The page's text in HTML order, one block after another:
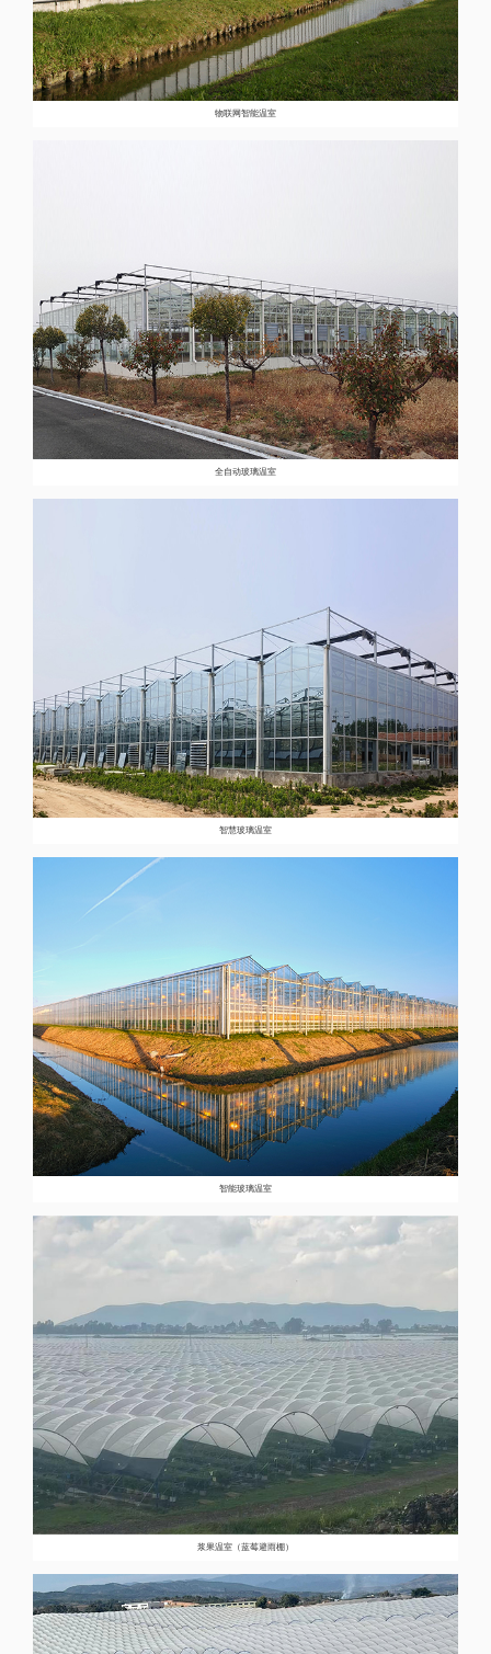
物联网智能温室
全自动玻璃温室
智慧玻璃温室
智能玻璃温室
浆果温室（蓝莓避雨棚）